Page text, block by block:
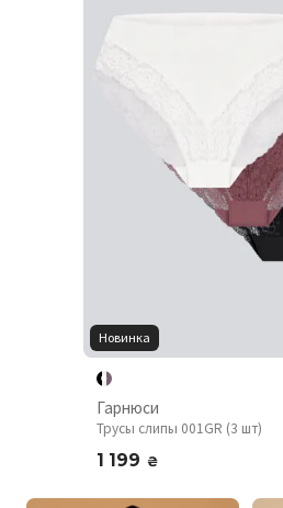
Новинка
Гарнюси
Трусы слипы 001GR (3 шт)
1 199 ₴